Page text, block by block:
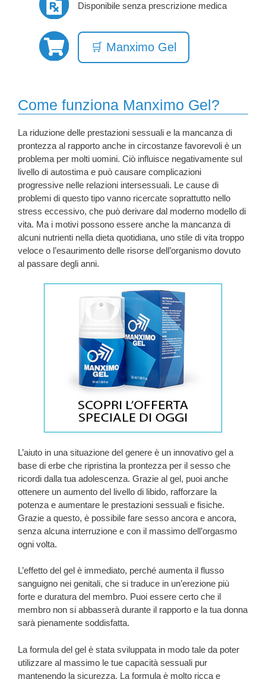
Disponibile senza prescrizione medica
🛒 Manximo Gel
Come funziona Manximo Gel?
La riduzione delle prestazioni sessuali e la mancanza di
prontezza al rapporto anche in circostanze favorevoli è un
problema per molti uomini. Ciò influisce negativamente sul
livello di autostima e può causare complicazioni
progressive nelle relazioni intersessuali. Le cause di
problemi di questo tipo vanno ricercate soprattutto nello
stress eccessivo, che può derivare dal moderno modello di
vita. Ma i motivi possono essere anche la mancanza di
alcuni nutrienti nella dieta quotidiana, uno stile di vita troppo
veloce o l’esaurimento delle risorse dell’organismo dovuto
al passare degli anni.
L’aiuto in una situazione del genere è un innovativo gel a
base di erbe che ripristina la prontezza per il sesso che
ricordi dalla tua adolescenza. Grazie al gel, puoi anche
ottenere un aumento del livello di libido, rafforzare la
potenza e aumentare le prestazioni sessuali e fisiche.
Grazie a questo, è possibile fare sesso ancora e ancora,
senza alcuna interruzione e con il massimo dell’orgasmo
ogni volta.
L’effetto del gel è immediato, perché aumenta il flusso
sanguigno nei genitali, che si traduce in un’erezione più
forte e duratura del membro. Puoi essere certo che il
membro non si abbasserà durante il rapporto e la tua donna
sarà pienamente soddisfatta.
La formula del gel è stata sviluppata in modo tale da poter
utilizzare al massimo le tue capacità sessuali pur
mantenendo la sicurezza. La formula è molto ricca e